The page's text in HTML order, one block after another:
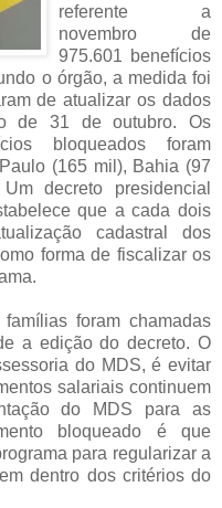
referente a
novembro de
975.601 benefícios
o órgão, a medida foi
de atualizar os dados
de 31 de outubro. Os
bloqueados foram
(165 mil), Bahia (97
decreto presidencial
que a cada dois
cadastral dos
forma de fiscalizar os
foram chamadas
a edição do decreto. O
do MDS, é evitar
salariais continuem
do MDS para as
bloqueado é que
para regularizar a
dentro dos critérios do